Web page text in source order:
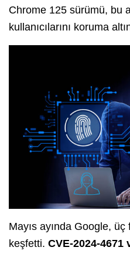
Chrome 125 sürümü, bu
kullanıcılarını koruma
Mayıs ayında Google, üç
keşfetti. CVE-2024-4671